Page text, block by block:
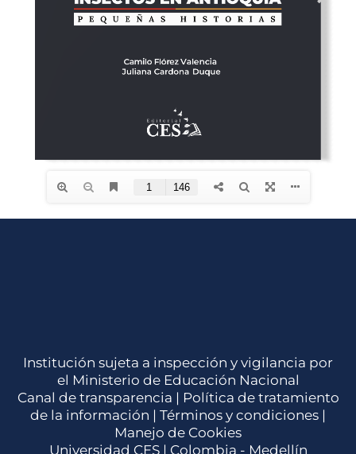
Institución sujeta a inspección y vigilancia por
el Ministerio de Educación Nacional
Canal de transparencia | Política de tratamiento
de la información | Términos y condiciones |
Manejo de Cookies
Universidad CES | Colombia - Medellín